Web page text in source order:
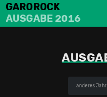
GAROROCK
AUSGABE 2016
anderes